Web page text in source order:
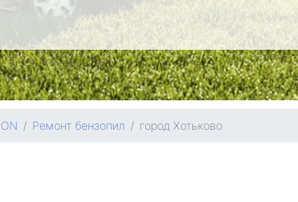
Ремонт бензопил город Хотьково